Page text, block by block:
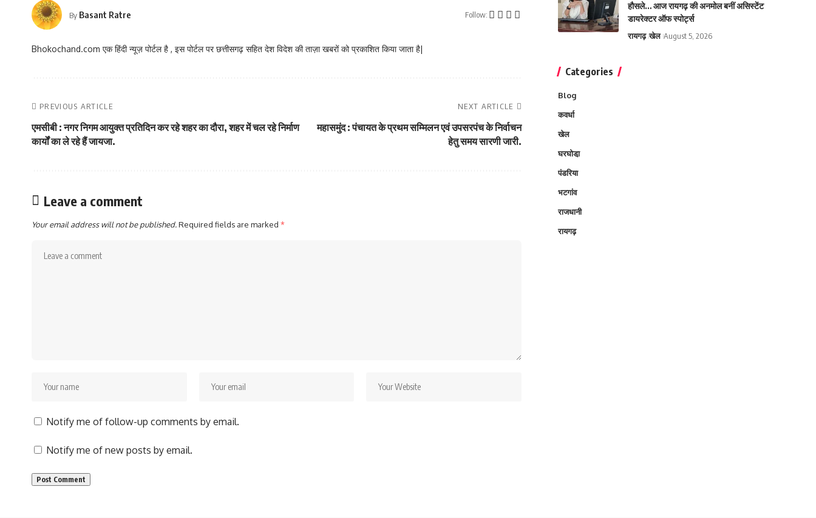
By Basant Ratre Follow:
Bhokochand.com एक हिंदी न्यूज़ पोर्टल है , इस पोर्टल पर छत्तीसगढ़ सहित देश विदेश की ताज़ा खबरों को प्रकाशित किया जाता है|
PREVIOUS ARTICLE
एमसीबी : नगर निगम आयुक्त प्रतिदिन कर रहे शहर का दौरा, शहर में चल रहे निर्माण
कार्यों का ले रहे हैं जायजा.
NEXT ARTICLE
महासमुंद : पंचायत के प्रथम सम्मिलन एवं उपसरपंच के निर्वाचन
हेतु समय सारणी जारी.
Leave a comment
Your email address will not be published.Required fields are marked *
Notify me of follow-up comments by email.
Notify me of new posts by email.
हौसले… आज रायगढ़ की अनमोल बनीं असिस्टेंट
डायरेक्टर ऑफ स्पोर्ट्स
रायगढ़ खेल August 5, 2026
Categories
Blog
कवर्धा
खेल
घरघोडा़
पंडरिया
भटगांव
राजधानी
रायगढ़